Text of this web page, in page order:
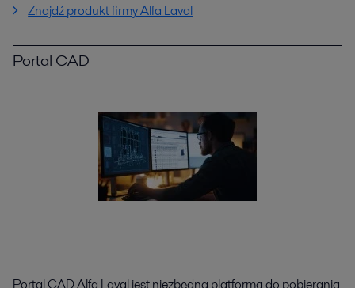
Znajdź produkt firmy Alfa Laval
Portal CAD
Portal CAD Alfa Laval jest niezbędną platformą do pobierania